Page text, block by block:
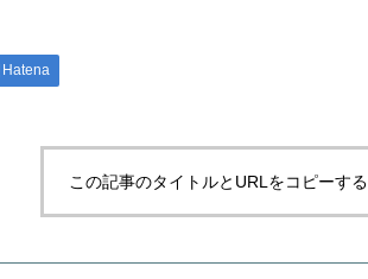
Hatena
この記事のタイトルとURLをコピーする